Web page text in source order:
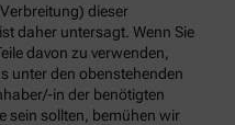
dieser
daher untersagt. Wenn Sie
davon zu verwenden,
unter den obenstehenden
in der benötigten
sein sollten, bemühen wir